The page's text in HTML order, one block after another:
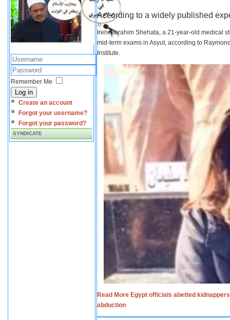
Remember Me
Log in
Create an account
Forgot your username?
Forgot your password?
SYNDICATE
According to a widely published
Irene Ibrahim Shehata, a 21-year-old medical
mid-term exams in Asyut, according to
Institute.
Read More Egypt officials abetted
abduction